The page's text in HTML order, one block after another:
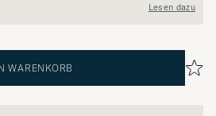
Lesen dazu
WARENKORB